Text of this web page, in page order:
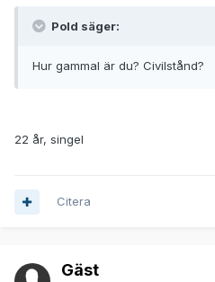
Pold säger:
Hur gammal är du? Civilstånd?
22 år, singel
Citera
Gäst